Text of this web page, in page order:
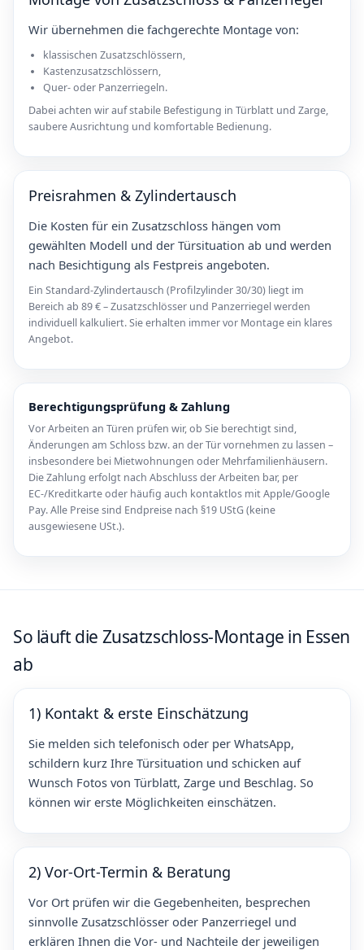
Wir übernehmen die fachgerechte Montage von:
klassischen Zusatzschlössern,
Kastenzusatzschlössern,
Quer- oder Panzerriegeln.
Dabei achten wir auf stabile Befestigung in Türblatt und Zarge,
saubere Ausrichtung und komfortable Bedienung.
Preisrahmen & Zylindertausch
Die Kosten für ein Zusatzschloss hängen vom
gewählten Modell und der Türsituation ab und werden
nach Besichtigung als Festpreis angeboten.
Ein Standard-Zylindertausch (Profilzylinder 30/30) liegt im
Bereich ab 89 € – Zusatzschlösser und Panzerriegel werden
individuell kalkuliert. Sie erhalten immer vor Montage ein klares
Angebot.
Berechtigungsprüfung & Zahlung
Vor Arbeiten an Türen prüfen wir, ob Sie berechtigt sind,
Änderungen am Schloss bzw. an der Tür vornehmen zu lassen –
insbesondere bei Mietwohnungen oder Mehrfamilienhäusern.
Die Zahlung erfolgt nach Abschluss der Arbeiten bar, per
EC-/Kreditkarte oder häufig auch kontaktlos mit Apple/Google
Pay. Alle Preise sind Endpreise nach §19 UStG (keine
ausgewiesene USt.).
So läuft die Zusatzschloss-Montage in Essen
ab
1) Kontakt & erste Einschätzung
Sie melden sich telefonisch oder per WhatsApp,
schildern kurz Ihre Türsituation und schicken auf
Wunsch Fotos von Türblatt, Zarge und Beschlag. So
können wir erste Möglichkeiten einschätzen.
2) Vor-Ort-Termin & Beratung
Vor Ort prüfen wir die Gegebenheiten, besprechen
sinnvolle Zusatzschlösser oder Panzerriegel und
erklären Ihnen die Vor- und Nachteile der jeweiligen